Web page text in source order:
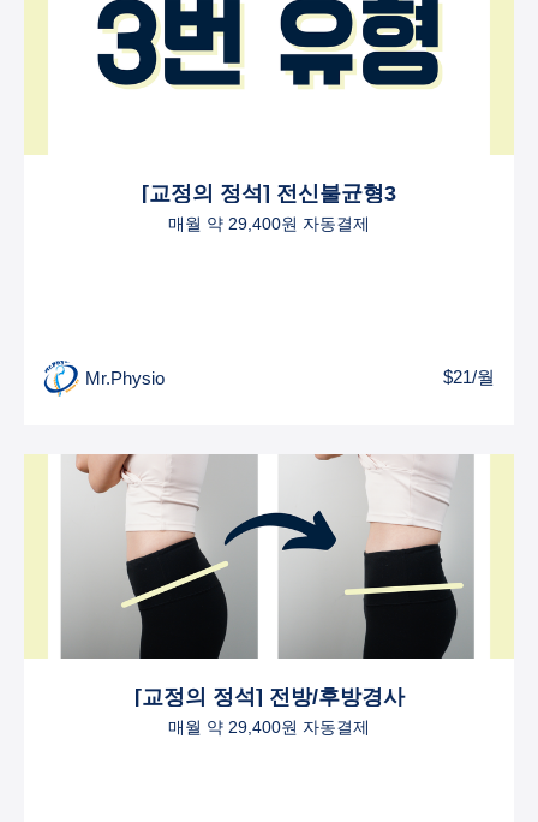
[교정의 정석] 전신불균형3
매월 약 29,400원 자동결제
Mr.Physio $21/월
[교정의 정석] 전방/후방경사
매월 약 29,400원 자동결제